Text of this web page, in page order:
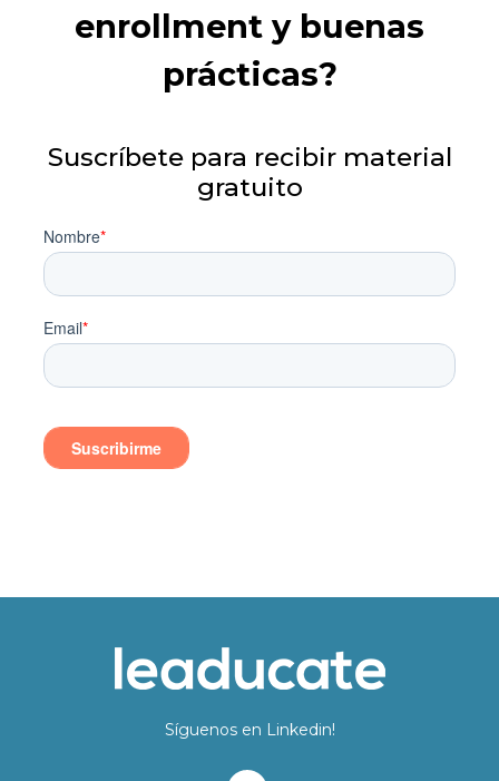
enrollment y buenas
prácticas?
Suscríbete para recibir material
gratuito
Síguenos en Linkedin!